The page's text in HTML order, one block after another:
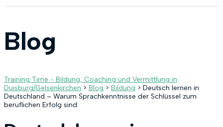
Blog
Training Time - Bildung, Coaching und Vermittlung in
Duisburg/Gelsenkirchen > Blog > Bildung > Deutsch lernen in
Deutschland – Warum Sprachkenntnisse der Schlüssel zum
beruflichen Erfolg sind